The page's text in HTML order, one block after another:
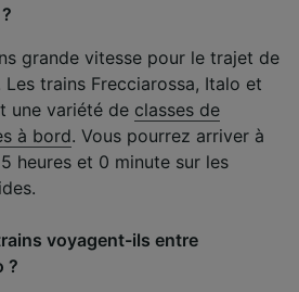
grande vitesse pour le trajet de
trains Frecciarossa, Italo et
une variété de classes de
à bord. Vous pourrez arriver à
heures et 0 minute sur les
voyagent-ils entre
?